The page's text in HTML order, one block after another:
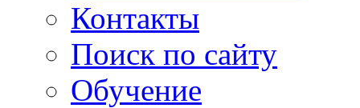
Контакты
Поиск по сайту
Обучение